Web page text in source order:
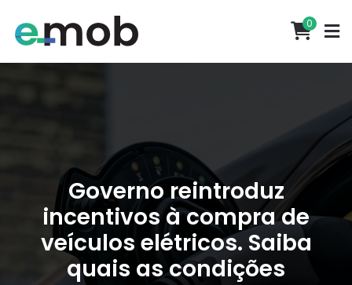
0
Governo reintroduz
incentivos à compra de
veículos elétricos. Saiba
quais as condições